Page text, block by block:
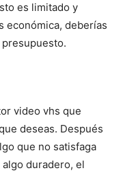
es limitado y
económica, deberías
video vhs que
deseas. Después
que no satisfaga
duradero, el